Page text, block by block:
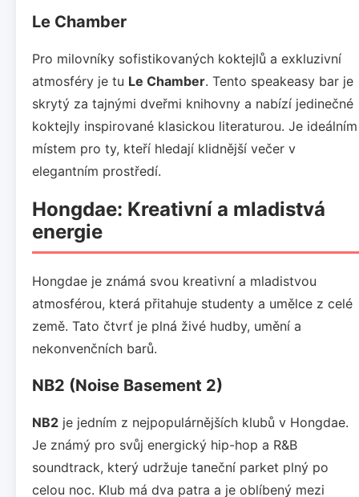
Le Chamber
Pro milovníky sofistikovaných koktejlů a exkluzivní
atmosféry je tu Le Chamber. Tento speakeasy bar je
skrytý za tajnými dveřmi knihovny a nabízí jedinečné
koktejly inspirované klasickou literaturou. Je ideálním
místem pro ty, kteří hledají klidnější večer v
elegantním prostředí.
Hongdae: Kreativní a mladistvá
energie
Hongdae je známá svou kreativní a mladistvou
atmosférou, která přitahuje studenty a umělce z celé
země. Tato čtvrť je plná živé hudby, umění a
nekonvenčních barů.
NB2 (Noise Basement 2)
NB2 je jedním z nejpopulárnějších klubů v Hongdae.
Je známý pro svůj energický hip-hop a R&B
soundtrack, který udržuje taneční parket plný po
celou noc. Klub má dva patra a je oblíbený mezi